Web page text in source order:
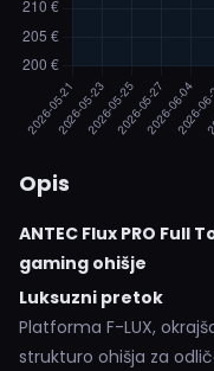
Opis
ANTEC Flux PRO
gaming ohišje
Luksuzni pretok
Platforma F-LUX,
strukturo ohišja za